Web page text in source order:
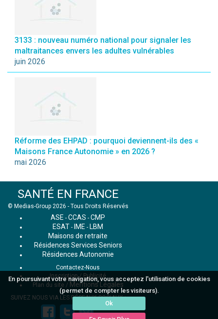
En poursuivant votre navigation, vous acceptez l'utilisation de cookies
(permet de compter les visiteurs).
Ok
3133 : nouveau numéro national pour signaler les
maltraitances envers les adultes vulnérables
juin 2026
Réforme des EHPAD : pourquoi deviennent-ils des «
Maisons France Autonomie » en 2026 ?
mai 2026
SANTÉ EN FRANCE
© Medias-Group 2026 - Tous Droits Réservés
ASE - CCAS - CMP
ESAT - IME - LBM
Maisons de retraite
Résidences Services Seniors
Résidences Autonomie
Contactez-Nous
Inscription / Publicité
Plan du site / Mentions Légales
SUIVEZ NOUS VIA LES RÉSEAUX SOCIAUX :